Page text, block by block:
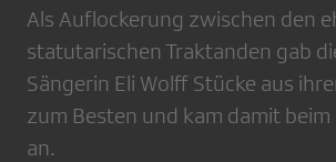
Als Auflockerung zwischen den
statutarischen Traktanden gab
Sängerin Eli Wolff Stücke aus
zum Besten und kam damit
an.